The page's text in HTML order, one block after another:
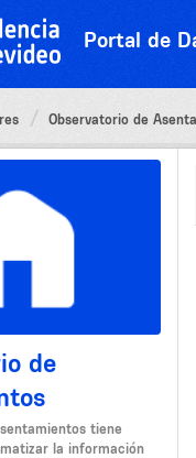
Portal de
Observatorio de
de
tiene
la información